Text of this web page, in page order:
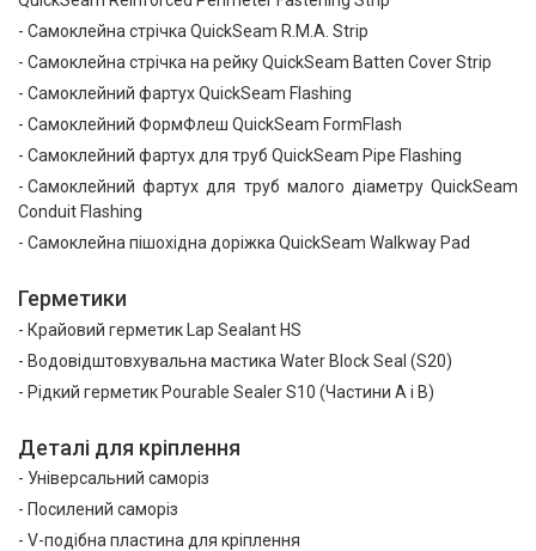
Самоклейна стрічка QuickSeam R.M.A. Strip
Самоклейна стрічка на рейку QuickSeam Batten Cover Strip
Самоклейний фартух QuickSeam Flashing
Самоклейний ФормФлеш QuickSeam FormFlash
Самоклейний фартух для труб QuickSeam Pipe Flashing
Самоклейний фартух для труб малого діаметру QuickSeam
Conduit Flashing
Самоклейна пішохідна доріжка QuickSeam Walkway Pad
Герметики
Крайовий герметик Lap Sealant HS
Водовідштовхувальна мастика Water Block Seal (S20)
Рідкий герметик Pourable Sealer S10 (Частини А і В)
Деталі для кріплення
Універсальний саморіз
Посилений саморіз
V-подібна пластина для кріплення